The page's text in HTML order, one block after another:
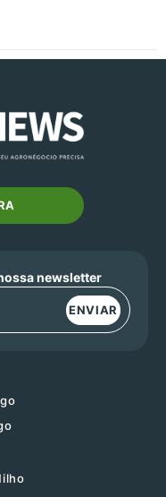
newsletter
ENVIAR